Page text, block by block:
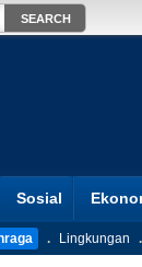
Sosial
. Lingkungan .